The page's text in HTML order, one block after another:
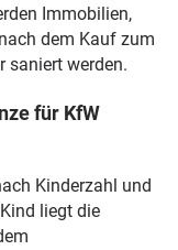
Immobilien,
dem Kauf zum
saniert werden.
für KfW
Kinderzahl und
liegt die